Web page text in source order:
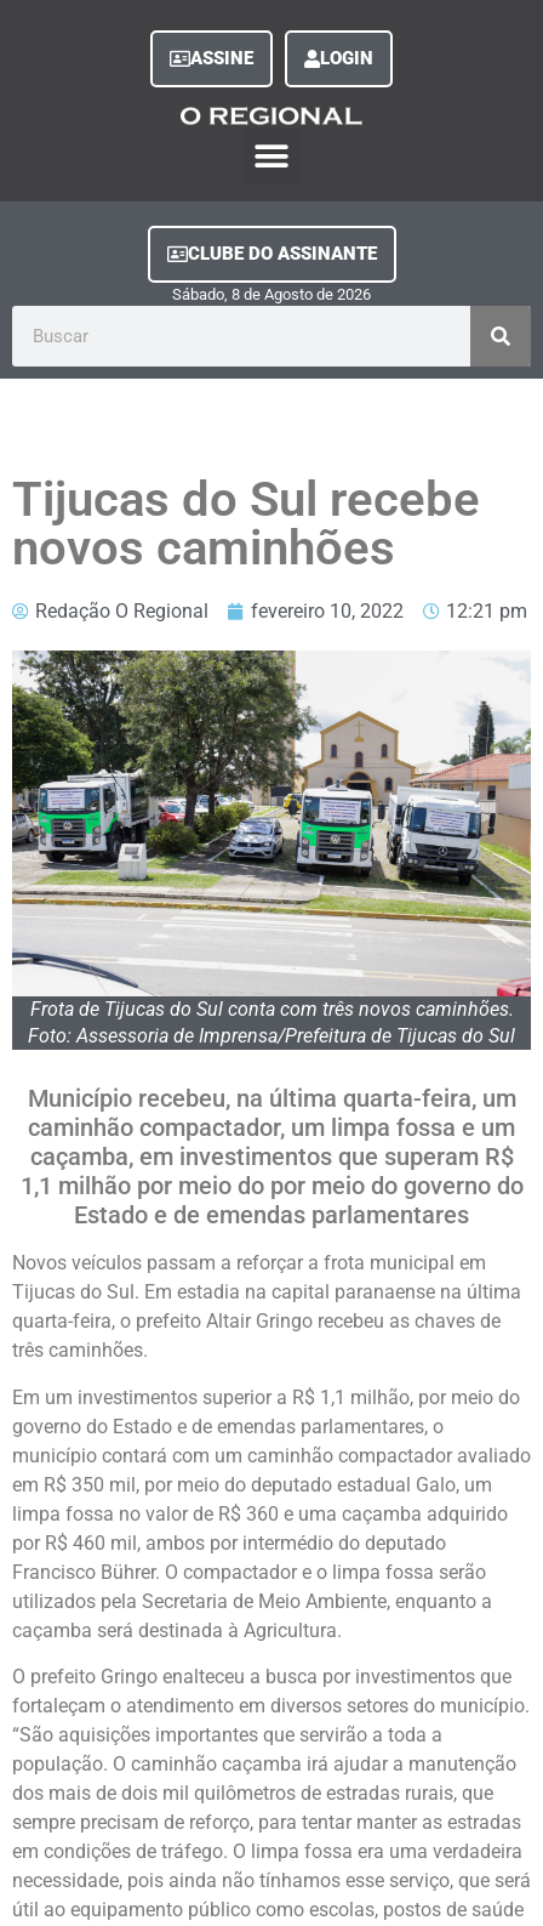
ASSINE LOGIN
CLUBE DO ASSINANTE
Sábado, 8 de Agosto de 2026
Tijucas do Sul recebe
novos caminhões
Redação O Regional fevereiro 10, 2022 12:21 pm
Frota de Tijucas do Sul conta com três novos caminhões.
Foto: Assessoria de Imprensa/Prefeitura de Tijucas do Sul
Município recebeu, na última quarta-feira, um
caminhão compactador, um limpa fossa e um
caçamba, em investimentos que superam R$
1,1 milhão por meio do por meio do governo do
Estado e de emendas parlamentares
Novos veículos passam a reforçar a frota municipal em
Tijucas do Sul. Em estadia na capital paranaense na última
quarta-feira, o prefeito Altair Gringo recebeu as chaves de
três caminhões.
Em um investimentos superior a R$ 1,1 milhão, por meio do
governo do Estado e de emendas parlamentares, o
município contará com um caminhão compactador avaliado
em R$ 350 mil, por meio do deputado estadual Galo, um
limpa fossa no valor de R$ 360 e uma caçamba adquirido
por R$ 460 mil, ambos por intermédio do deputado
Francisco Bührer. O compactador e o limpa fossa serão
utilizados pela Secretaria de Meio Ambiente, enquanto a
caçamba será destinada à Agricultura.
O prefeito Gringo enalteceu a busca por investimentos que
fortaleçam o atendimento em diversos setores do município.
“São aquisições importantes que servirão a toda a
população. O caminhão caçamba irá ajudar a manutenção
dos mais de dois mil quilômetros de estradas rurais, que
sempre precisam de reforço, para tentar manter as estradas
em condições de tráfego. O limpa fossa era uma verdadeira
necessidade, pois ainda não tínhamos esse serviço, que será
útil ao equipamento público como escolas, postos de saúde